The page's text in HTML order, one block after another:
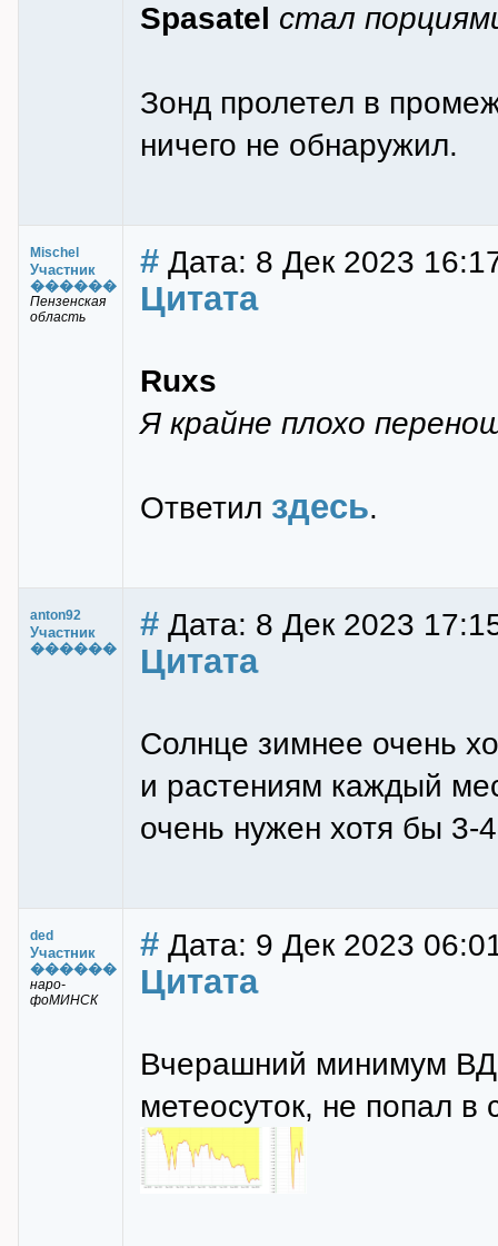
Spasatel стал
Зонд пролетел в
ничего не обнаружил.
Mischel
Участник
������
Пензенская
область
# Дата: 8 Дек 2023
Цитата
Ruxs
Я крайне плохо
Ответил здесь.
anton92
Участник
������
# Дата: 8 Дек 2023
Цитата
Солнце зимнее очень
и растениям каждый
очень нужен хотя бы 3-
ded
Участник
������
наро-
фоМИНСК
# Дата: 9 Дек 2023
Цитата
Вчерашний минимум
метеосуток, не попал в